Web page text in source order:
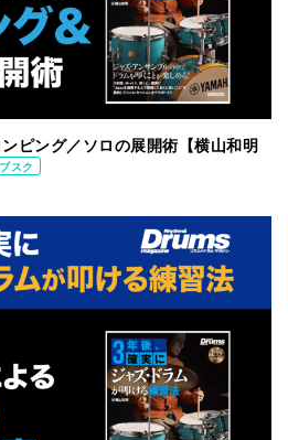
ピング／ソロの展開術【横山和明
スク